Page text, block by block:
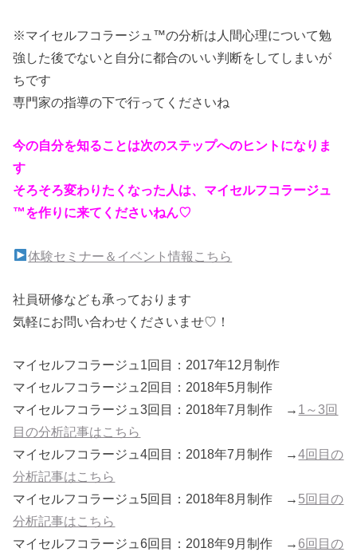
※マイセルフコラージュ™の分析は人間心理について勉
強した後でないと自分に都合のいい判断をしてしまいが
ちです
専門家の指導の下で行ってくださいね
今の自分を知ることは次のステップへのヒントになりま
す
そろそろ変わりたくなった人は、マイセルフコラージュ
™を作りに来てくださいねん♡
体験セミナー＆イベント情報こちら
社員研修なども承っております
気軽にお問い合わせくださいませ♡！
マイセルフコラージュ1回目：2017年12月制作
マイセルフコラージュ2回目：2018年5月制作
マイセルフコラージュ3回目：2018年7月制作 → 1～3回
目の分析記事はこちら
マイセルフコラージュ4回目：2018年7月制作 →4回目の
分析記事はこちら
マイセルフコラージュ5回目：2018年8月制作 → 5回目の
分析記事はこちら
マイセルフコラージュ6回目：2018年9月制作 → 6回目の